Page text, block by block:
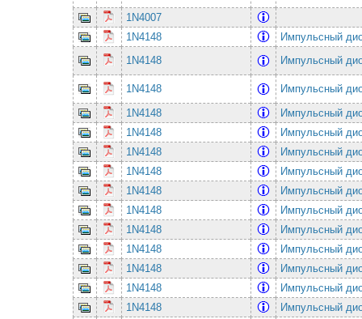
1N4007
1N4148
Импульсный
1N4148
Импульсный
1N4148
Импульсный
1N4148
Импульсный
1N4148
Импульсный
1N4148
Импульсный
1N4148
Импульсный
1N4148
Импульсный
1N4148
Импульсный
1N4148
Импульсный
1N4148
Импульсный
1N4148
Импульсный
1N4148
Импульсный
1N4148
Импульсный